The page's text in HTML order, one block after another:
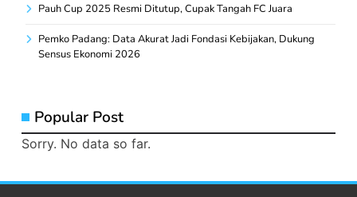
Pauh Cup 2025 Resmi Ditutup, Cupak Tangah FC Juara
Pemko Padang: Data Akurat Jadi Fondasi Kebijakan, Dukung
Sensus Ekonomi 2026
Popular Post
Sorry. No data so far.